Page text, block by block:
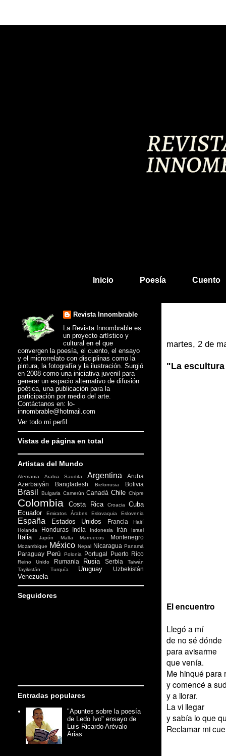
Inicio Poesía Cuento
martes, 2 de
"La
El encuentro
Llegó a mí
de no sé dónde
para avisarme
que venía.
Me hinqué para
y comencé a
y a llorar.
La vi llegar
y sabía lo que
Reclamar mi
Revista Innombrable
La Revista Innombrable es
un proyecto artístico y
cultural en el que
convergen la poesía, el cuento, el ensayo
y el microrrelato con disciplinas como la
pintura, la fotografía y la ilustración. Surgió
en 2008 como una iniciativa juvenil para
generar un espacio alternativo de difusión
poética, una publicación para la
participación por medio del arte.
Contáctanos en: lo-
innombrable@hotmail.com
Ver todo mi perfil
Vistas de página en total
Artistas del Mundo
Alemania Arabia Saudita Argentina
Aruba
Azerbaiyán
Bangladesh Bielorrusia Bolivia
Brasil Bulgaria Camerún Canadá Chile Chipre
Colombia Costa Rica Croacia
Cuba
Ecuador
Emiratos Árabes Eslovaquia Eslovenia
España Estados Unidos Francia
Haití
Holanda
Honduras India Indonesia Irán Israel
Italia Japón Malta Marruecos Montenegro
Mozambique México Nepal Nicaragua Panamá
Paraguay Perú Polonia Portugal Puerto Rico
Reino Unido Rumania Rusia Serbia
Taiwán
Tayikistán
Turquía Uruguay Uzbekistán
Venezuela
Seguidores
Entradas populares
"Apuntes sobre la poesía
de Ledo Ivo" ensayo de
Luis Ricardo Arévalo
Arias